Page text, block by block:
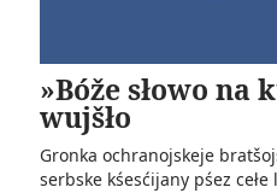
»Bóže słowo na
wujšło
Gronka ochranojskeje
serbske kśesćijany pśez cełe